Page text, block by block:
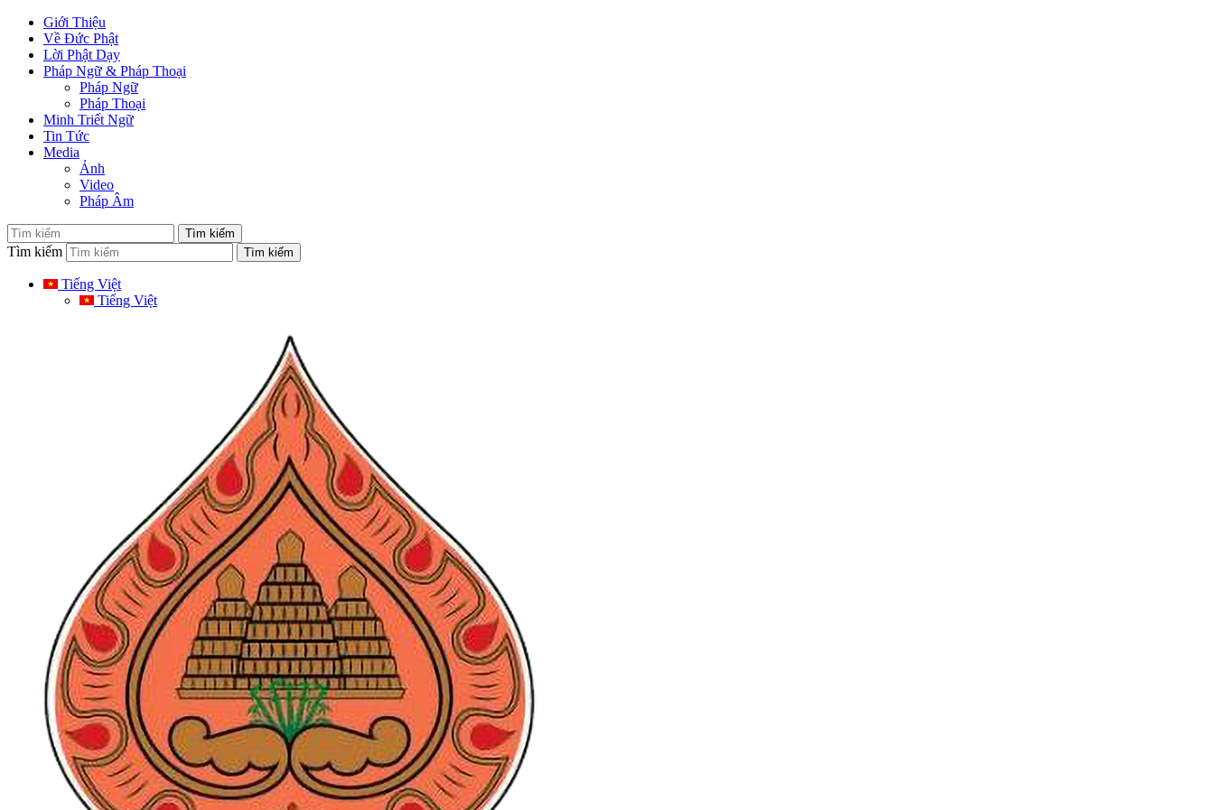
Giới Thiệu
Về Đức Phật
Lời Phật Dạy
Pháp Ngữ & Pháp Thoại
Pháp Ngữ
Pháp Thoại
Minh Triết Ngữ
Tin Tức
Media
Ảnh
Video
Pháp Âm
Tìm kiếm
Tiếng Việt
Tiếng Việt